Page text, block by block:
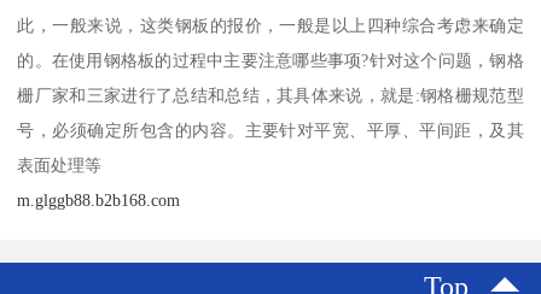
此，一般来说，这类钢板的报价，一般是以上四种综合考虑来确定
的。在使用钢格板的过程中主要注意哪些事项?针对这个问题，钢格
栅厂家和三家进行了总结和总结，其具体来说，就是:钢格栅规范型
号，必须确定所包含的内容。主要针对平宽、平厚、平间距，及其
表面处理等
m.glggb88.b2b168.com
Top